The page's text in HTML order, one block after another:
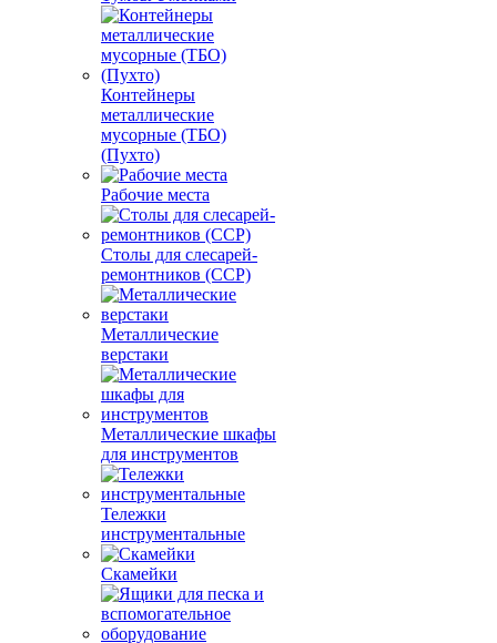
Контейнеры
металлические
мусорные (ТБО)
(Пухто)
Рабочие места
Столы для слесарей-
ремонтников (ССР)
Металлические
верстаки
Металлические шкафы
для инструментов
Тележки
инструментальные
Скамейки